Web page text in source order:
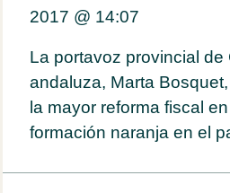
2017 @ 14:07
La portavoz provincial
andaluza, Marta
la mayor reforma fiscal
formación naranja en el